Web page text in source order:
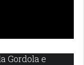
Gordola e